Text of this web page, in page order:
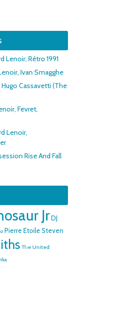
Lenoir, Rétro 1991
Ivan Smagghe
Hugo Cassavetti (The
Fevret,
Lenoir,
Rise And Fall
JrDJ
Pierre Etoile Steven
The United